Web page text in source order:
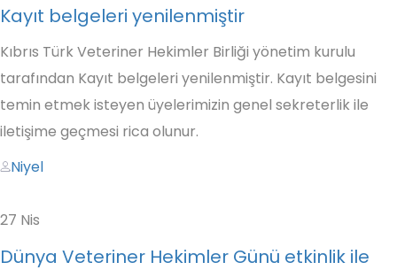
Kayıt belgeleri yenilenmiştir
Kıbrıs Türk Veteriner Hekimler Birliği yönetim kurulu
tarafından Kayıt belgeleri yenilenmiştir. Kayıt belgesini
temin etmek isteyen üyelerimizin genel sekreterlik ile
iletişime geçmesi rica olunur.
Author
Niyel
27 Nis
Dünya Veteriner Hekimler Günü etkinlik ile